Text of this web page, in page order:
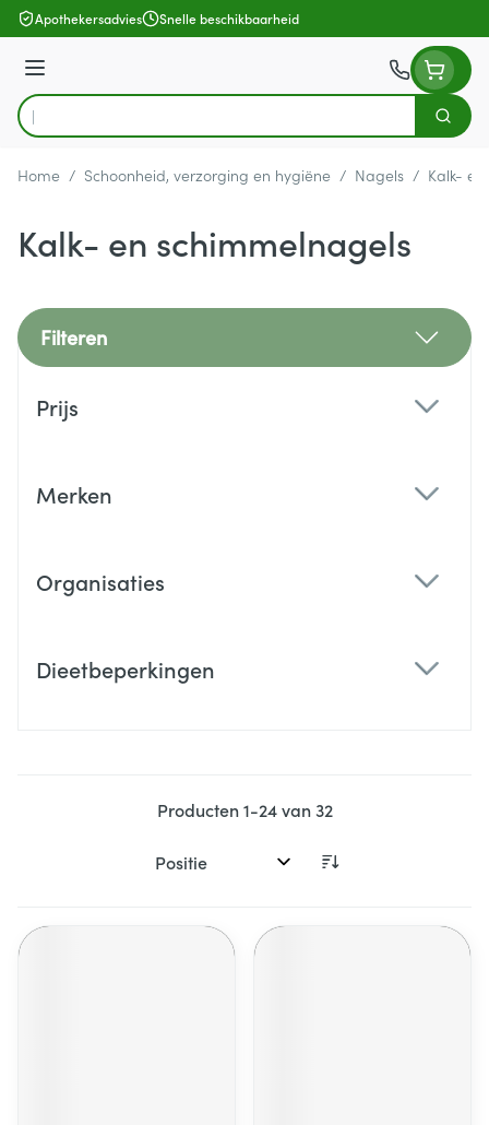
Ga naar de inhoud
Apothekersadvies Snelle beschikbaarheid
Menu
Product, merk, categorie...
Zoek
Home / Schoonheid, verzorging en hygiëne / Nagels / Kalk-
Kalk- en schimmelnagels
Filteren
Prijs
Merken
Organisaties
Dieetbeperkingen
Producten1-24van32
Sorteer op: